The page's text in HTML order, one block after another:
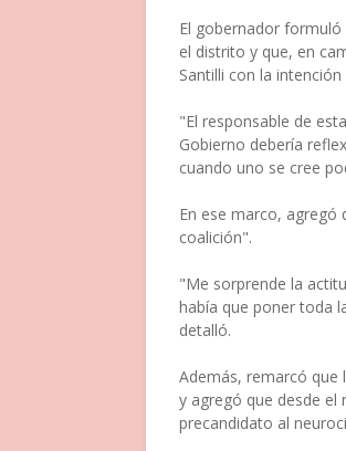
El gobernador formuló
el distrito y que, en
Santilli con la
"El responsable de
Gobierno debería
cuando uno se cree
En ese marco, agregó
coalición".
"Me sorprende la
había que poner toda
detalló.
Además, remarcó que
y agregó que desde
precandidato al